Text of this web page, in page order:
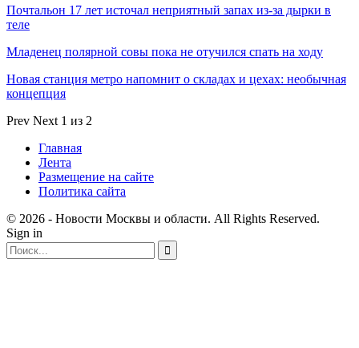
Почтальон 17 лет источал неприятный запах из-за дырки в
теле
Младенец полярной совы пока не отучился спать на ходу
Новая станция метро напомнит о складах и цехах: необычная
концепция
Prev Next 1 из 2
Главная
Лента
Размещение на сайте
Политика сайта
© 2026 - Новости Москвы и области. All Rights Reserved.
Sign in